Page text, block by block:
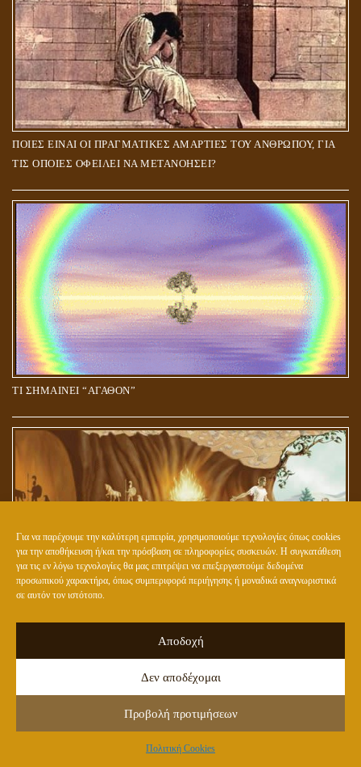
Για να παρέχουμε την καλύτερη εμπειρία, χρησιμοποιούμε τεχνολογίες όπως cookies
για την αποθήκευση ή/και την πρόσβαση σε πληροφορίες συσκευών. Η συγκατάθεση
για τις εν λόγω τεχνολογίες θα μας επιτρέψει να επεξεργαστούμε δεδομένα
προσωπικού χαρακτήρα, όπως συμπεριφορά περιήγησης ή μοναδικά αναγνωριστικά
σε αυτόν τον ιστότοπο.
Αποδοχή
Δεν αποδέχομαι
Προβολή προτιμήσεων
Πολιτική Cookies
ΠΟΙΕΣ ΕΙΝΑΙ ΟΙ ΠΡΑΓΜΑΤΙΚΕΣ ΑΜΑΡΤΙΕΣ ΤΟΥ ΑΝΘΡΩΠΟΥ, ΓΙΑ
ΤΙΣ ΟΠΟΙΕΣ ΟΦΕΙΛΕΙ ΝΑ ΜΕΤΑΝΟΗΣΕΙ?
ΤΙ ΣΗΜΑΙΝΕΙ “ΑΓΑΘΟΝ”